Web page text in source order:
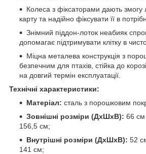
Колеса з фіксаторами дають змогу
карту та надійно фіксувати її в
Знімний піддон-лоток неабияк
допомагає підтримувати клітку в
Міцна металева конструкція з
безпечним для птахів, стійка до
на довгий термін експлуатації.
Технічні характеристики:
Матеріал: сталь з порошковим
Зовнішні розміри (ДхШхВ): 66
156,5 см;
Внутрішні розміри (ДхШхВ): 52
141 см;